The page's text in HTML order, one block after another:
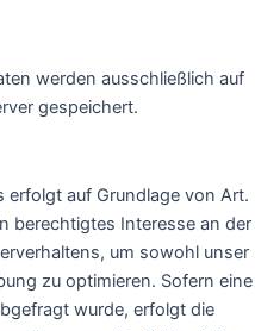
werden ausschließlich auf
gespeichert.
erfolgt auf Grundlage von Art.
berechtigtes Interesse an der
um sowohl unser
zu optimieren. Sofern eine
wurde, erfolgt die